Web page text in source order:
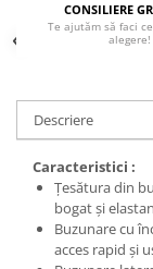
CONSILIERE
Te ajutăm să faci
alegere!
Descriere
Caracteristici :
Țesătura din
bogat și
Buzunare cu
acces rapid și